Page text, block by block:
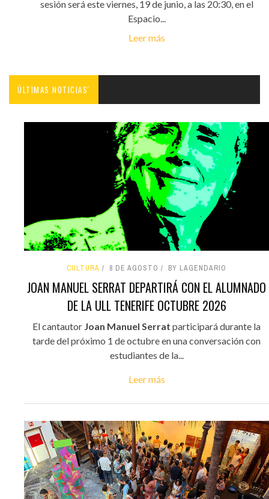
sesión será este viernes, 19 de junio, a las 20:30, en el
Espacio...
Leer más
ÚLTIMAS NOTICIAS'
CULTURA 8 DE AGOSTO BY LAGENDARIO
JOAN MANUEL SERRAT DEPARTIRÁ CON EL ALUMNADO
DE LA ULL TENERIFE OCTUBRE 2026
El cantautor Joan Manuel Serrat participará durante la
tarde del próximo 1 de octubre en una conversación con
estudiantes de la...
Leer más